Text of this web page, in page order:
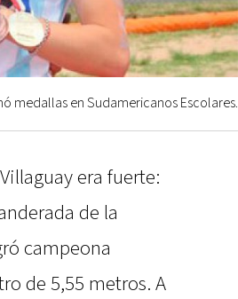
medallas en Sudamericanos Escolares.
era fuerte:
de la
campeona
de 5,55 metros. A